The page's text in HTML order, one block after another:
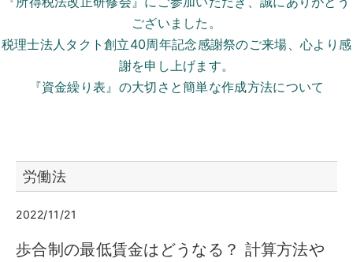
ございました。
税理士法人タクト創立40周年記念感謝祭のご来場、心より感
謝を申し上げます。
『資金繰り表』の大切さと簡単な作成方法について
労働法
2022/11/21
歩合制の最低賃金はどうなる？ 計算方法や